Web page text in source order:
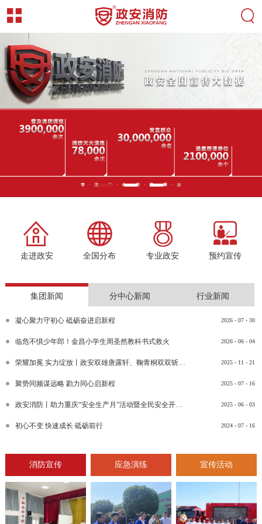
走进政安 全国分布 专业政安 预约宣传
集团新闻 分中心新闻 行业新闻
2026 - 07 - 30
凝心聚力守初心 砥砺奋进启新程
2026 - 06 - 04
临危不惧少年郎！金昌小学生周圣然教科书式救火
2025 - 11 - 21
荣耀加冕 实力绽放丨政安双雄唐露轩、鞠青桐双双斩获“渝消蓝盾讲师团金牌讲师”比武竞赛决赛大奖
2025 - 07 - 16
聚势同频谋远略 勠力同心启新程
2025 - 06 - 03
政安消防丨助力重庆“安全生产月”活动暨全民安全开放日活动
2024 - 07 - 16
初心不变 快速成长 砥砺前行
消防宣传 应急演练 宣传活动